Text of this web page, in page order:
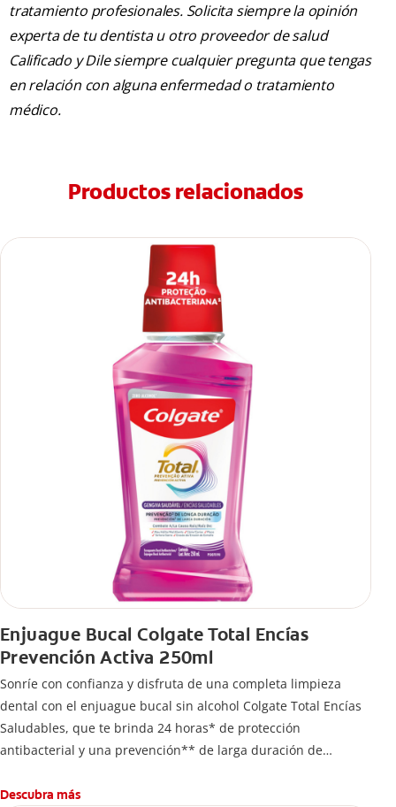
tratamiento profesionales. Solicita siempre la opinión
experta de tu dentista u otro proveedor de salud
Calificado y Dile siempre cualquier pregunta que tengas
en relación con alguna enfermedad o tratamiento
médico.
Productos relacionados
Enjuague Bucal Colgate Total Encías
Prevención Activa 250ml
Sonríe con confianza y disfruta de una completa limpieza
dental con el enjuague bucal sin alcohol Colgate Total Encías
Saludables, que te brinda 24 horas* de protección
antibacterial y una prevención** de larga duración de
Descubra más